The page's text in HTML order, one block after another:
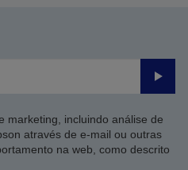
Enviar
marketing, incluindo análise de
através de e-mail ou outras
na web, como descrito